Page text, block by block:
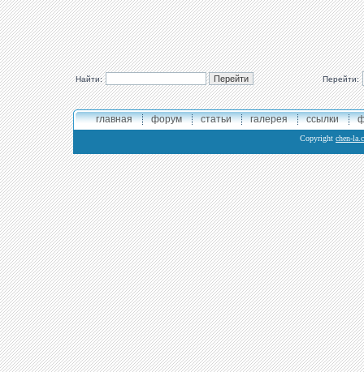
Найти: Перейти:
главная форум статьи галерея ссылки
Copyright chen-